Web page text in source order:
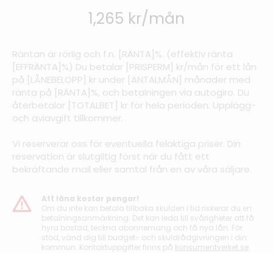
1,265 kr/mån
Räntan är rörlig och f.n. [RÄNTA]%. (effektiv ränta
[EFFRÄNTA]%) Du betalar [PRISPERM] kr/mån för ett lån
på [LÅNEBELOPP] kr under [ANTALMÅN] månader med
ränta på [RÄNTA]%, och betalningen via autogiro. Du
återbetalar [TOTALBET] kr för hela perioden. Upplägg-
och aviavgift tillkommer.
Vi reserverar oss för eventuella felaktiga priser. Din
reservation är slutgiltig först när du fått ett
bekräftande mail eller samtal från en av våra säljare.
Att låna kostar pengar!
Om du inte kan betala tillbaka skulden i tid riskerar du en
betalningsanmärkning. Det kan leda till svårigheter att få
hyra bostad, teckna abonnemang och få nya lån. För
stöd, vänd dig till budget- och skuldrådgivningen i din
kommun. Kontaktuppgifter finns på konsumentverket.se